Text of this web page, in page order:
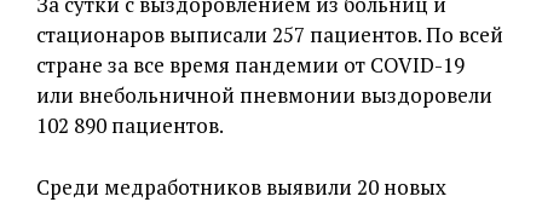
стационаров выписали 257 пациентов. По всей
стране за все время пандемии от COVID-19
или внебольничной пневмонии выздоровели
102 890 пациентов.
Среди медработников выявили 20 новых